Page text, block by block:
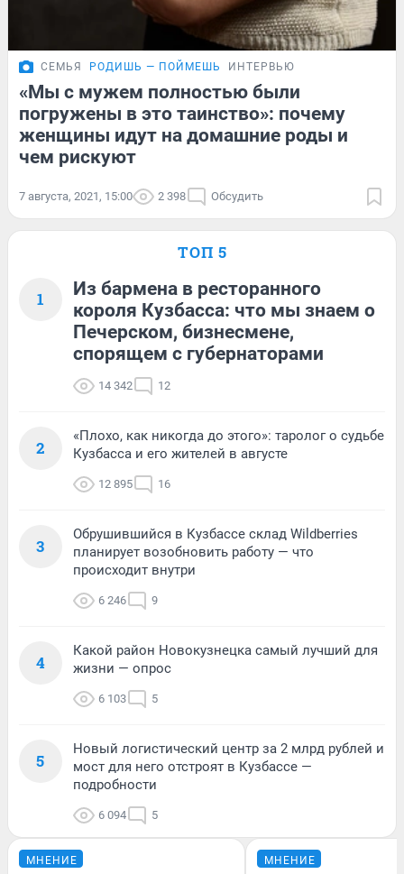
СЕМЬЯ РОДИШЬ — ПОЙМЕШЬ ИНТЕРВЬЮ
«Мы с мужем полностью были
погружены в это таинство»: почему
женщины идут на домашние роды и
чем рискуют
7 августа, 2021, 15:00 2 398 Обсудить
ТОП 5
1
Из бармена в ресторанного
короля Кузбасса: что мы знаем о
Печерском, бизнесмене,
спорящем с губернаторами
14 342 12
2
«Плохо, как никогда до этого»: таролог о судьбе
Кузбасса и его жителей в августе
12 895 16
3
Обрушившийся в Кузбассе склад Wildberries
планирует возобновить работу — что
происходит внутри
6 246 9
4
Какой район Новокузнецка самый лучший для
жизни — опрос
6 103 5
5
Новый логистический центр за 2 млрд рублей и
мост для него отстроят в Кузбассе —
подробности
6 094 5
МНЕНИЕ МНЕНИЕ